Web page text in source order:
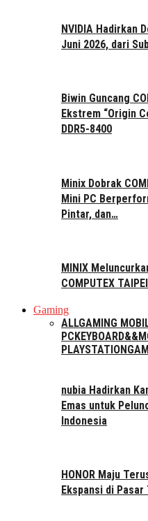
NVIDIA Hadirkan
Juni 2026, dari
Biwin Guncang
Ekstrem “Origin
DDR5-8400
Minix Dobrak
Mini PC
Pintar, dan…
MINIX
COMPUTEX
Gaming
ALLGAMING
PC
PLAYSTATION
nubia Hadirkan
Emas untuk
Indonesia
HONOR Maju
Ekspansi di Pasar